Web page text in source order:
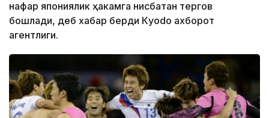
нафар япониялик ҳакамга нисбатан тергов
бошлади, деб хабар берди Кyodo ахборот
агентлиги.